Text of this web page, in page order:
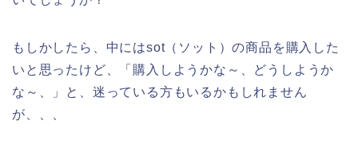
もしかしたら、中にはsot（ソット）の商品を購入した
いと思ったけど、「購入しようかな～、どうしようか
な～、」と、迷っている方もいるかもしれません
が、、、